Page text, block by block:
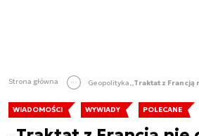
Strona główna Geopolityka
WIADOMOŚCI WYWIADY POLECANE